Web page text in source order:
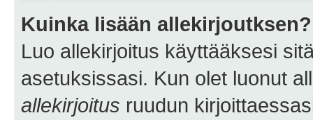
Kuinka lisään allekirjoutksen?
Luo allekirjoitus käyttääksesi
asetuksissasi. Kun olet luonut
allekirjoitus ruudun